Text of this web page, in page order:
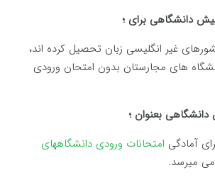
دانشگاهی برای ؛
غیر انگلیسی زبان تحصیل کرده اند،
های مجارستان بدون امتحان ورودی
بعنوان ؛
آمادگی امتحانات ورودی دانشگاههای
میرسد.